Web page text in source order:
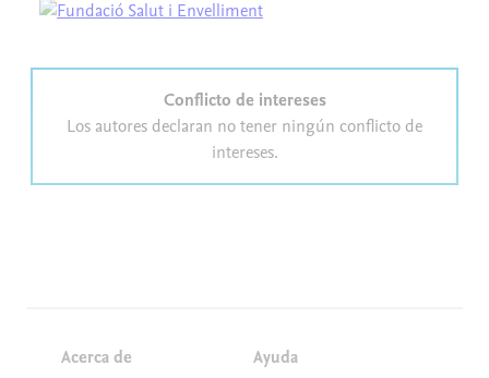
Conflicto de intereses
Los autores declaran no tener ningún conflicto de
intereses.
Acerca de
Ayuda